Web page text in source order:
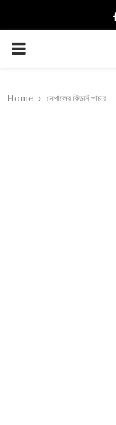
PRIMARY
Home নেপালের কিডনি পাচার